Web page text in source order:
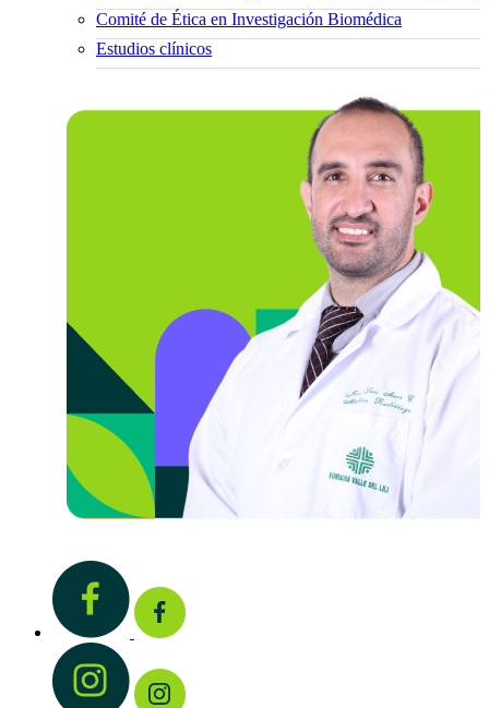
Comité de Ética en Investigación Biomédica
Estudios clínicos